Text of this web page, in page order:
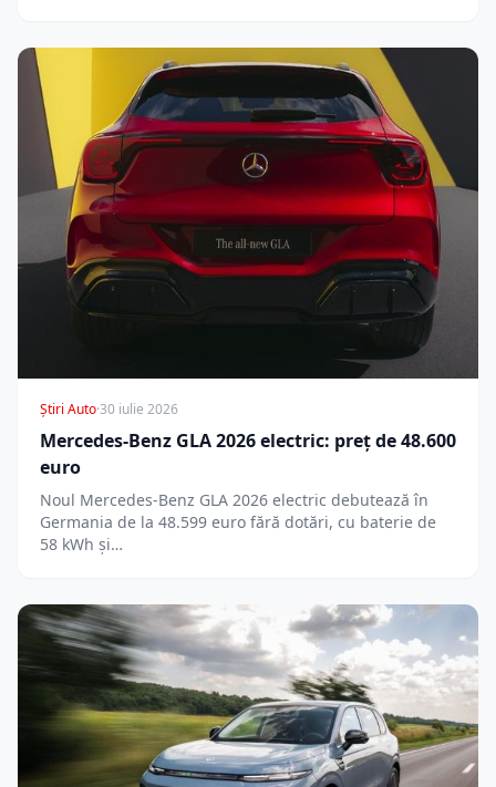
Știri Auto·30 iulie 2026
Mercedes-Benz GLA 2026 electric: preț de 48.600
euro
Noul Mercedes-Benz GLA 2026 electric debutează în
Germania de la 48.599 euro fără dotări, cu baterie de
58 kWh și…